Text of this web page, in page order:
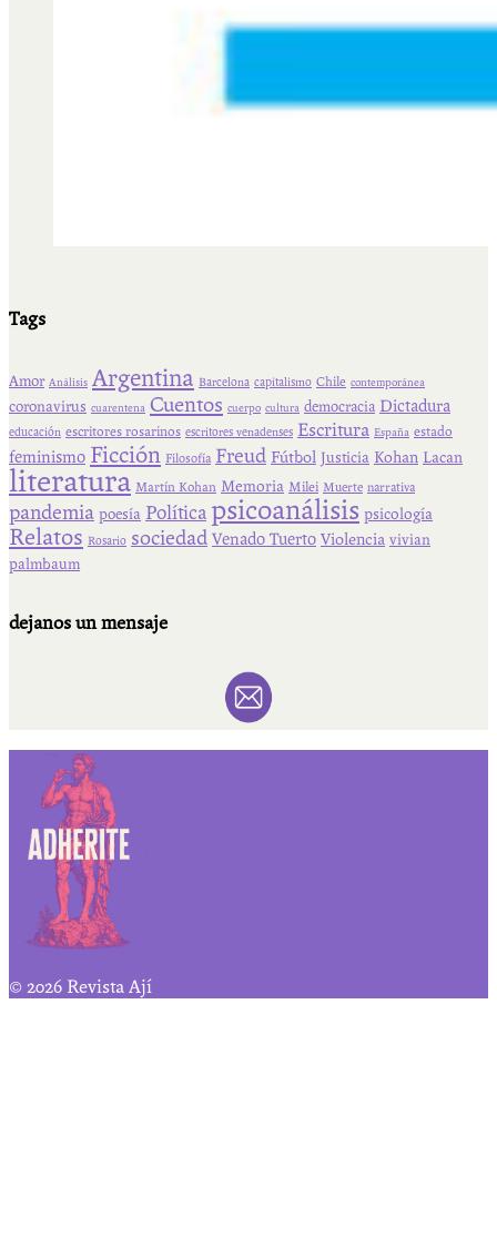
Tags
Amor Análisis Argentina Barcelona capitalismo Chile contemporánea
coronavirus cuarentena Cuentos cuerpo cultura democracia Dictadura
educación escritores rosarinos escritores venadenses Escritura España estado
feminismo Ficción Filosofía Freud Fútbol Justicia Kohan Lacan
literatura Martín Kohan Memoria Milei Muerte narrativa
pandemia poesía Política psicoanálisis psicología
Relatos Rosario sociedad Venado Tuerto Violencia vivian
palmbaum
dejanos un mensaje
© 2026 Revista Ají